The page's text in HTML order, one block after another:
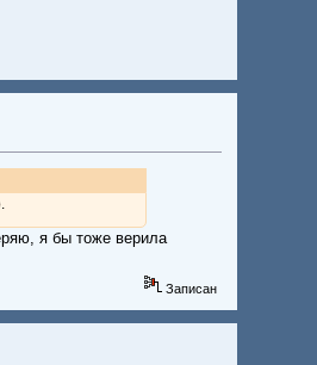
я бы тоже верила
Записан